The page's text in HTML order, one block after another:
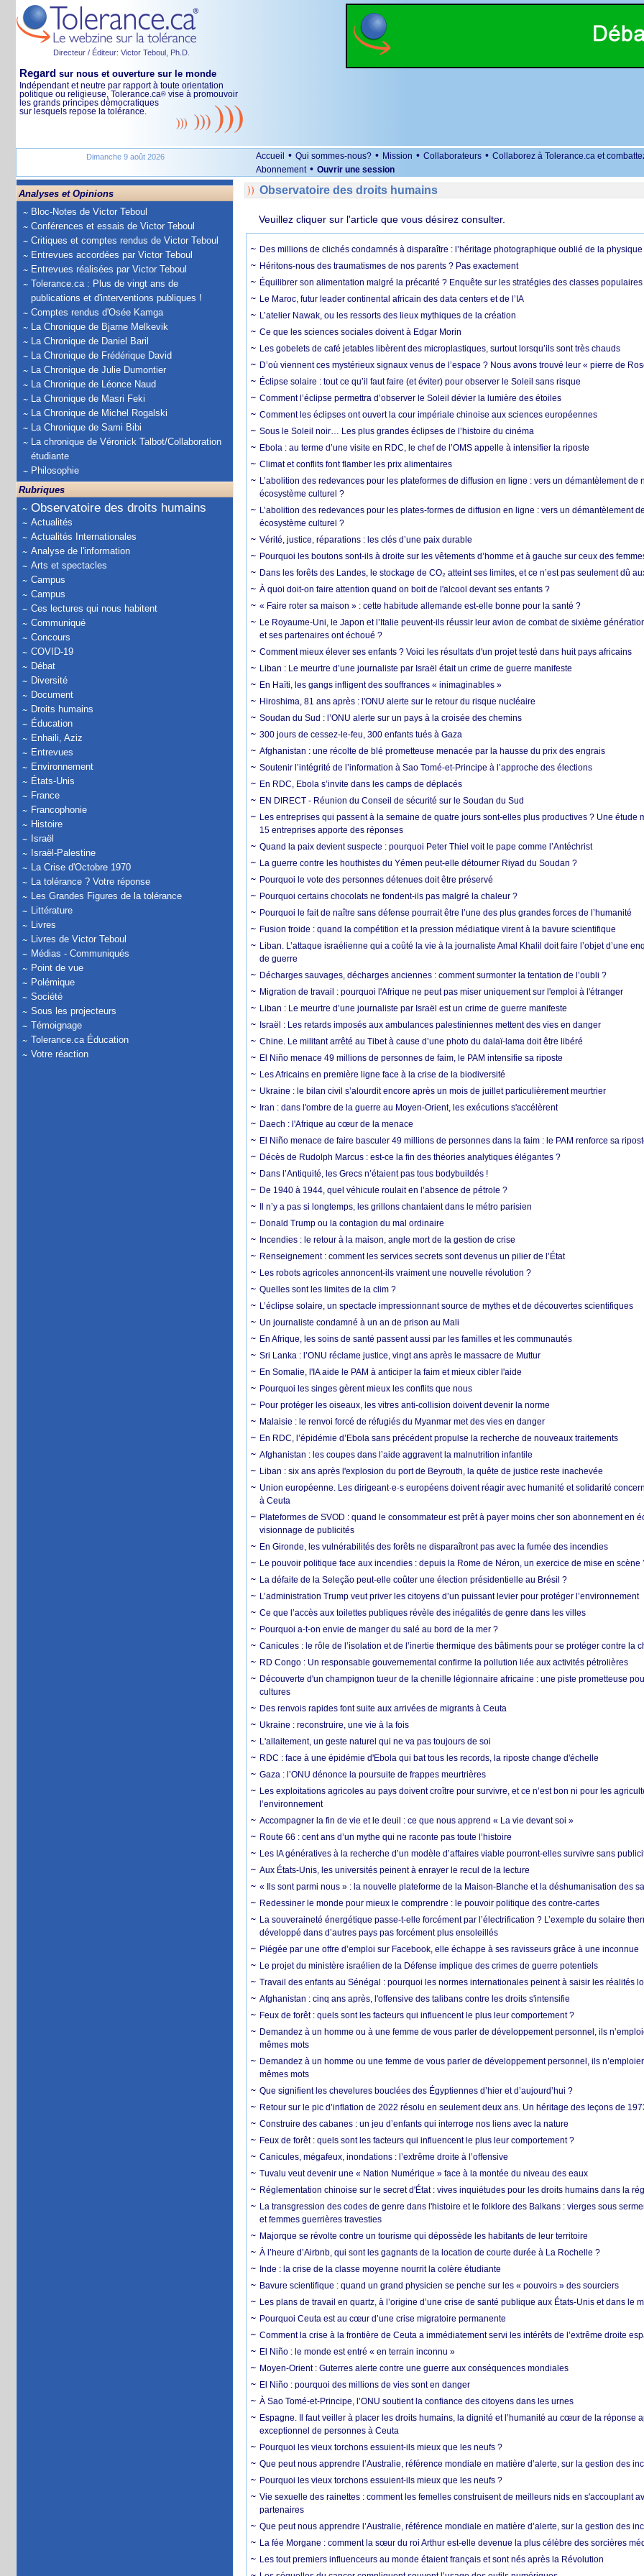
Directeur / Éditeur: Victor Teboul, Ph.D.
Regard sur nous et ouverture sur le monde
Indépendant et neutre par rapport à toute orientation
politique ou religieuse, Tolerance.ca® vise à promouvoir
les grands principes démocratiques
sur lesquels repose la tolérance.
Dimanche 9 août 2026 Accueil • Qui sommes-nous? • Mission • Collaborateurs • Collaborez à Tolerance.ca et
Abonnement • Ouvrir une session
Analyses et Opinions
Bloc-Notes de Victor Teboul
Conférences et essais de Victor Teboul
Critiques et comptes rendus de Victor Teboul
Entrevues accordées par Victor Teboul
Entrevues réalisées par Victor Teboul
Tolerance.ca : Plus de vingt ans de
publications et d'interventions publiques !
Comptes rendus d'Osée Kamga
La Chronique de Bjarne Melkevik
La Chronique de Daniel Baril
La Chronique de Frédérique David
La Chronique de Julie Dumontier
La Chronique de Léonce Naud
La Chronique de Masri Feki
La Chronique de Michel Rogalski
La Chronique de Sami Bibi
La chronique de Véronick Talbot/Collaboration
étudiante
Philosophie
Rubriques
Observatoire des droits humains
Actualités
Actualités Internationales
Analyse de l'information
Arts et spectacles
Campus
Campus
Ces lectures qui nous habitent
Communiqué
Concours
COVID-19
Débat
Diversité
Document
Droits humains
Éducation
Enhaili, Aziz
Entrevues
Environnement
États-Unis
France
Francophonie
Histoire
Israël
Israël-Palestine
La Crise d'Octobre 1970
La tolérance ? Votre réponse
Les Grandes Figures de la tolérance
Littérature
Livres
Livres de Victor Teboul
Médias - Communiqués
Point de vue
Polémique
Société
Sous les projecteurs
Témoignage
Tolerance.ca Éducation
Votre réaction
Observatoire des droits humains
Veuillez cliquer sur l'article que vous désirez consulter.
Des millions de clichés condamnés à disparaître : l’héritage photographique oublié de la
Héritons-nous des traumatismes de nos parents ? Pas exactement
Équilibrer son alimentation malgré la précarité ? Enquête sur les stratégies des classes populaires
Le Maroc, futur leader continental africain des data centers et de l’IA
L’atelier Nawak, ou les ressorts des lieux mythiques de la création
Ce que les sciences sociales doivent à Edgar Morin
Les gobelets de café jetables libèrent des microplastiques, surtout lorsqu’ils sont très chauds
D’où viennent ces mystérieux signaux venus de l’espace ? Nous avons trouvé leur « pierre de
Éclipse solaire : tout ce qu’il faut faire (et éviter) pour observer le Soleil sans risque
Comment l’éclipse permettra d’observer le Soleil dévier la lumière des étoiles
Comment les éclipses ont ouvert la cour impériale chinoise aux sciences européennes
Sous le Soleil noir… Les plus grandes éclipses de l’histoire du cinéma
Ebola : au terme d’une visite en RDC, le chef de l’OMS appelle à intensifier la riposte
Climat et conflits font flamber les prix alimentaires
L’abolition des redevances pour les plateformes de diffusion en ligne : vers un démantèlement de
écosystème culturel ?
L’abolition des redevances pour les plates-formes de diffusion en ligne : vers un démantèlement
écosystème culturel ?
Vérité, justice, réparations : les clés d’une paix durable
Pourquoi les boutons sont-ils à droite sur les vêtements d’homme et à gauche sur ceux des
Dans les forêts des Landes, le stockage de CO₂ atteint ses limites, et ce n’est pas seulement dû
À quoi doit-on faire attention quand on boit de l'alcool devant ses enfants ?
« Faire roter sa maison » : cette habitude allemande est-elle bonne pour la santé ?
Le Royaume-Uni, le Japon et l’Italie peuvent-ils réussir leur avion de combat de sixième
et ses partenaires ont échoué ?
Comment mieux élever ses enfants ? Voici les résultats d'un projet testé dans huit pays africains
Liban : Le meurtre d’une journaliste par Israël était un crime de guerre manifeste
En Haïti, les gangs infligent des souffrances « inimaginables »
Hiroshima, 81 ans après : l'ONU alerte sur le retour du risque nucléaire
Soudan du Sud : l’ONU alerte sur un pays à la croisée des chemins
300 jours de cessez-le-feu, 300 enfants tués à Gaza
Afghanistan : une récolte de blé prometteuse menacée par la hausse du prix des engrais
Soutenir l’intégrité de l’information à Sao Tomé-et-Principe à l’approche des élections
En RDC, Ebola s’invite dans les camps de déplacés
EN DIRECT - Réunion du Conseil de sécurité sur le Soudan du Sud
Les entreprises qui passent à la semaine de quatre jours sont-elles plus productives ? Une étude
15 entreprises apporte des réponses
Quand la paix devient suspecte : pourquoi Peter Thiel voit le pape comme l’Antéchrist
La guerre contre les houthistes du Yémen peut-elle détourner Riyad du Soudan ?
Pourquoi le vote des personnes détenues doit être préservé
Pourquoi certains chocolats ne fondent-ils pas malgré la chaleur ?
Pourquoi le fait de naître sans défense pourrait être l’une des plus grandes forces de l’humanité
Fusion froide : quand la compétition et la pression médiatique virent à la bavure scientifique
Liban. L’attaque israélienne qui a coûté la vie à la journaliste Amal Khalil doit faire l’objet d’une
de guerre
Décharges sauvages, décharges anciennes : comment surmonter la tentation de l’oubli ?
Migration de travail : pourquoi l'Afrique ne peut pas miser uniquement sur l'emploi à l'étranger
Liban : Le meurtre d’une journaliste par Israël est un crime de guerre manifeste
Israël : Les retards imposés aux ambulances palestiniennes mettent des vies en danger
Chine. Le militant arrêté au Tibet à cause d’une photo du dalaï-lama doit être libéré
El Niño menace 49 millions de personnes de faim, le PAM intensifie sa riposte
Les Africains en première ligne face à la crise de la biodiversité
Ukraine : le bilan civil s’alourdit encore après un mois de juillet particulièrement meurtrier
Iran : dans l'ombre de la guerre au Moyen-Orient, les exécutions s'accélèrent
Daech : l'Afrique au cœur de la menace
El Niño menace de faire basculer 49 millions de personnes dans la faim : le PAM renforce sa
Décès de Rudolph Marcus : est-ce la fin des théories analytiques élégantes ?
Dans l’Antiquité, les Grecs n’étaient pas tous bodybuildés !
De 1940 à 1944, quel véhicule roulait en l’absence de pétrole ?
Il n’y a pas si longtemps, les grillons chantaient dans le métro parisien
Donald Trump ou la contagion du mal ordinaire
Incendies : le retour à la maison, angle mort de la gestion de crise
Renseignement : comment les services secrets sont devenus un pilier de l’État
Les robots agricoles annoncent-ils vraiment une nouvelle révolution ?
Quelles sont les limites de la clim ?
L’éclipse solaire, un spectacle impressionnant source de mythes et de découvertes scientifiques
Un journaliste condamné à un an de prison au Mali
En Afrique, les soins de santé passent aussi par les familles et les communautés
Sri Lanka : l’ONU réclame justice, vingt ans après le massacre de Muttur
En Somalie, l'IA aide le PAM à anticiper la faim et mieux cibler l'aide
Pourquoi les singes gèrent mieux les conflits que nous
Pour protéger les oiseaux, les vitres anti-collision doivent devenir la norme
Malaisie : le renvoi forcé de réfugiés du Myanmar met des vies en danger
En RDC, l’épidémie d’Ebola sans précédent propulse la recherche de nouveaux traitements
Afghanistan : les coupes dans l’aide aggravent la malnutrition infantile
Liban : six ans après l'explosion du port de Beyrouth, la quête de justice reste inachevée
Union européenne. Les dirigeant·e·s européens doivent réagir avec humanité et solidarité
à Ceuta
Plateformes de SVOD : quand le consommateur est prêt à payer moins cher son abonnement en
visionnage de publicités
En Gironde, les vulnérabilités des forêts ne disparaîtront pas avec la fumée des incendies
Le pouvoir politique face aux incendies : depuis la Rome de Néron, un exercice de mise en scène
La défaite de la Seleção peut-elle coûter une élection présidentielle au Brésil ?
L’administration Trump veut priver les citoyens d’un puissant levier pour protéger l’environnement
Ce que l’accès aux toilettes publiques révèle des inégalités de genre dans les villes
Pourquoi a-t-on envie de manger du salé au bord de la mer ?
Canicules : le rôle de l’isolation et de l’inertie thermique des bâtiments pour se protéger contre la
RD Congo : Un responsable gouvernemental confirme la pollution liée aux activités pétrolières
Découverte d'un champignon tueur de la chenille légionnaire africaine : une piste prometteuse
cultures
Des renvois rapides font suite aux arrivées de migrants à Ceuta
Ukraine : reconstruire, une vie à la fois
L'allaitement, un geste naturel qui ne va pas toujours de soi
RDC : face à une épidémie d'Ebola qui bat tous les records, la riposte change d'échelle
Gaza : l’ONU dénonce la poursuite de frappes meurtrières
Les exploitations agricoles au pays doivent croître pour survivre, et ce n’est bon ni pour les
l’environnement
Accompagner la fin de vie et le deuil : ce que nous apprend « La vie devant soi »
Route 66 : cent ans d’un mythe qui ne raconte pas toute l’histoire
Les IA génératives à la recherche d’un modèle d’affaires viable pourront-elles survivre sans
Aux États-Unis, les universités peinent à enrayer le recul de la lecture
« Ils sont parmi nous » : la nouvelle plateforme de la Maison-Blanche et la déshumanisation des
Redessiner le monde pour mieux le comprendre : le pouvoir politique des contre-cartes
La souveraineté énergétique passe-t-elle forcément par l’électrification ? L’exemple du solaire
développé dans d’autres pays pas forcément plus ensoleillés
Piégée par une offre d’emploi sur Facebook, elle échappe à ses ravisseurs grâce à une inconnue
Le projet du ministère israélien de la Défense implique des crimes de guerre potentiels
Travail des enfants au Sénégal : pourquoi les normes internationales peinent à saisir les réalités
Afghanistan : cinq ans après, l'offensive des talibans contre les droits s'intensifie
Feux de forêt : quels sont les facteurs qui influencent le plus leur comportement ?
Demandez à un homme ou à une femme de vous parler de développement personnel, ils
mêmes mots
Demandez à un homme ou une femme de vous parler de développement personnel, ils
mêmes mots
Que signifient les chevelures bouclées des Égyptiennes d’hier et d’aujourd’hui ?
Retour sur le pic d’inflation de 2022 résolu en seulement deux ans. Un héritage des leçons de
Construire des cabanes : un jeu d’enfants qui interroge nos liens avec la nature
Feux de forêt : quels sont les facteurs qui influencent le plus leur comportement ?
Canicules, mégafeux, inondations : l’extrême droite à l’offensive
Tuvalu veut devenir une « Nation Numérique » face à la montée du niveau des eaux
Réglementation chinoise sur le secret d'État : vives inquiétudes pour les droits humains dans la
La transgression des codes de genre dans l'histoire et le folklore des Balkans : vierges sous
et femmes guerrières travesties
Majorque se révolte contre un tourisme qui dépossède les habitants de leur territoire
À l’heure d’Airbnb, qui sont les gagnants de la location de courte durée à La Rochelle ?
Inde : la crise de la classe moyenne nourrit la colère étudiante
Bavure scientifique : quand un grand physicien se penche sur les « pouvoirs » des sourciers
Les plans de travail en quartz, à l’origine d’une crise de santé publique aux États-Unis et dans le
Pourquoi Ceuta est au cœur d’une crise migratoire permanente
Comment la crise à la frontière de Ceuta a immédiatement servi les intérêts de l’extrême droite
El Niño : le monde est entré « en terrain inconnu »
Moyen-Orient : Guterres alerte contre une guerre aux conséquences mondiales
El Niño : pourquoi des millions de vies sont en danger
À Sao Tomé-et-Principe, l’ONU soutient la confiance des citoyens dans les urnes
Espagne. Il faut veiller à placer les droits humains, la dignité et l’humanité au cœur de la réponse
exceptionnel de personnes à Ceuta
Pourquoi les vieux torchons essuient-ils mieux que les neufs ?
Que peut nous apprendre l’Australie, référence mondiale en matière d’alerte, sur la gestion des
Pourquoi les vieux torchons essuient-ils mieux que les neufs ?
Vie sexuelle des rainettes : comment les femelles construisent de meilleurs nids en s'accouplant
partenaires
Que peut nous apprendre l’Australie, référence mondiale en matière d’alerte, sur la gestion des
La fée Morgane : comment la sœur du roi Arthur est-elle devenue la plus célèbre des sorcières
Les tout premiers influenceurs au monde étaient français et sont nés après la Révolution